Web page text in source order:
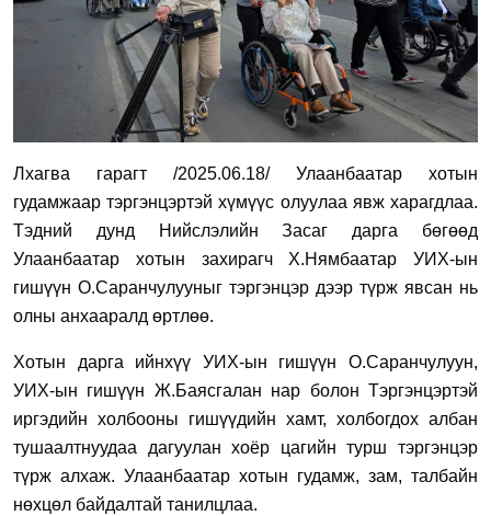
Лхагва гарагт /2025.06.18/ Улаанбаатар хотын
гудамжаар тэргэнцэртэй хүмүүс олуулаа явж харагдлаа.
Тэдний дунд Нийслэлийн Засаг дарга бөгөөд
Улаанбаатар хотын захирагч Х.Нямбаатар УИХ-ын
гишүүн О.Саранчулууныг тэргэнцэр дээр түрж явсан нь
олны анхааралд өртлөө.
Хотын дарга ийнхүү УИХ-ын гишүүн О.Саранчулуун,
УИХ-ын гишүүн Ж.Баясгалан нар болон Тэргэнцэртэй
иргэдийн холбооны гишүүдийн хамт, холбогдох албан
тушаалтнуудаа дагуулан хоёр цагийн турш тэргэнцэр
түрж алхаж. Улаанбаатар хотын гудамж, зам, талбайн
нөхцөл байдалтай танилцлаа.